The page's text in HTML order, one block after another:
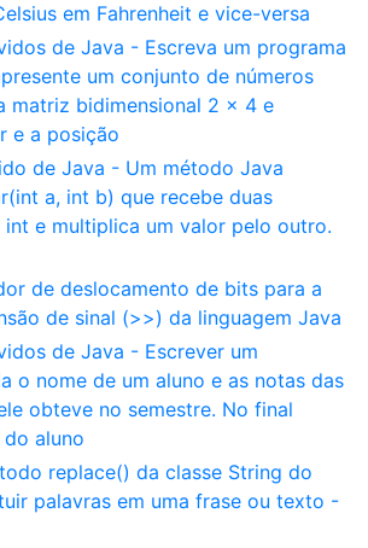
em Fahrenheit e vice-versa
de Java - Escreva um programa
um conjunto de números
matriz bidimensional 2 x 4 e
e a posição
de Java - Um método Java
a, int b) que recebe duas
e multiplica um valor pelo outro.
de deslocamento de bits para a
de sinal (>>) da linguagem Java
de Java - Escrever um
o nome de um aluno e as notas das
obteve no semestre. No final
aluno
replace() da classe String do
palavras em uma frase ou texto -